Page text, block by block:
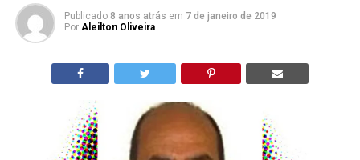
Publicado 8 anos atrás em 7 de janeiro de 2019
Por Aleilton Oliveira